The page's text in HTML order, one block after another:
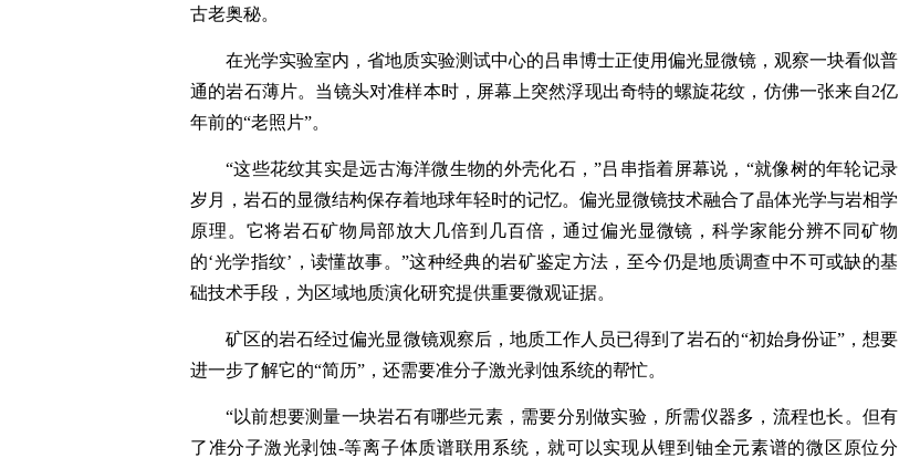
古老奥秘。
在光学实验室内，省地质实验测试中心的吕串博士正使用偏光显微镜，观察一块看似普
通的岩石薄片。当镜头对准样本时，屏幕上突然浮现出奇特的螺旋花纹，仿佛一张来自2亿
年前的“老照片”。
“这些花纹其实是远古海洋微生物的外壳化石，”吕串指着屏幕说，“就像树的年轮记录
岁月，岩石的显微结构保存着地球年轻时的记忆。偏光显微镜技术融合了晶体光学与岩相学
原理。它将岩石矿物局部放大几倍到几百倍，通过偏光显微镜，科学家能分辨不同矿物
的‘光学指纹’，读懂故事。”这种经典的岩矿鉴定方法，至今仍是地质调查中不可或缺的基
础技术手段，为区域地质演化研究提供重要微观证据。
矿区的岩石经过偏光显微镜观察后，地质工作人员已得到了岩石的“初始身份证”，想要
进一步了解它的“简历”，还需要准分子激光剥蚀系统的帮忙。
“以前想要测量一块岩石有哪些元素，需要分别做实验，所需仪器多，流程也长。但有
了准分子激光剥蚀-等离子体质谱联用系统，就可以实现从锂到铀全元素谱的微区原位分